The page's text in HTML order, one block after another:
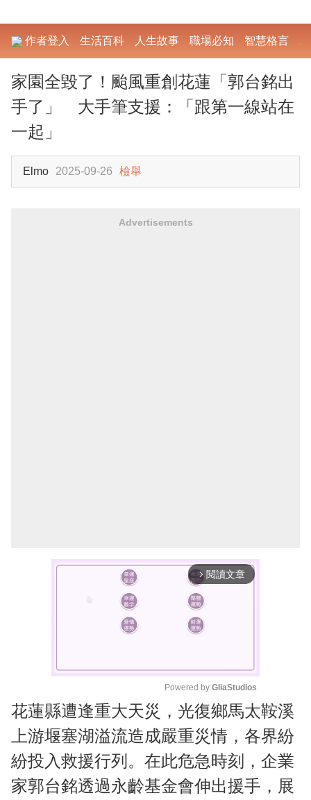
作者登入 生活百科 人生故事 職場必知 智慧格言
家園全毀了！颱風重創花蓮「郭台銘出
手了」 大手筆支援：「跟第一線站在
一起」
Elmo 2025-09-26 檢舉
Advertisements
arrow_forward_ios 閱讀文章
M
u
t
e
Powered by GliaStudios
花蓮縣遭逢重大天災，光復鄉馬太鞍溪
上游堰塞湖溢流造成嚴重災情，各界紛
紛投入救援行列。在此危急時刻，企業
家郭台銘透過永齡基金會伸出援手，展